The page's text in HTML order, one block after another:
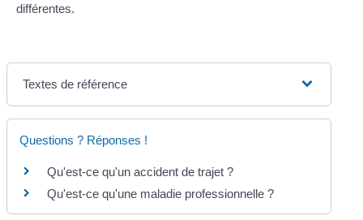
différentes.
Textes de référence
Questions ? Réponses !
Qu'est-ce qu'un accident de trajet ?
Qu'est-ce qu'une maladie professionnelle ?